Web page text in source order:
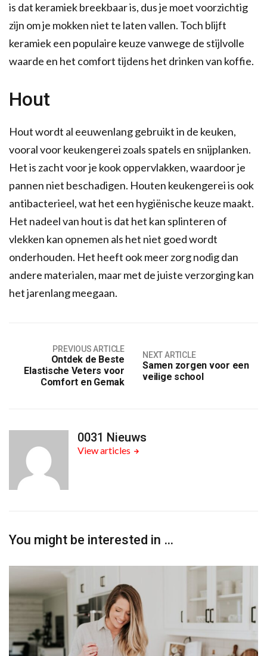
is dat keramiek breekbaar is, dus je moet voorzichtig
zijn om je mokken niet te laten vallen. Toch blijft
keramiek een populaire keuze vanwege de stijlvolle
waarde en het comfort tijdens het drinken van koffie.
Hout
Hout wordt al eeuwenlang gebruikt in de keuken,
vooral voor keukengerei zoals spatels en snijplanken.
Het is zacht voor je kook oppervlakken, waardoor je
pannen niet beschadigen. Houten keukengerei is ook
antibacterieel, wat het een hygiënische keuze maakt.
Het nadeel van hout is dat het kan splinteren of
vlekken kan opnemen als het niet goed wordt
onderhouden. Het heeft ook meer zorg nodig dan
andere materialen, maar met de juiste verzorging kan
het jarenlang meegaan.
PREVIOUS ARTICLE
Ontdek de Beste
Elastische Veters voor
Comfort en Gemak
NEXT ARTICLE
Samen zorgen voor een
veilige school
0031 Nieuws
View articles
You might be interested in …